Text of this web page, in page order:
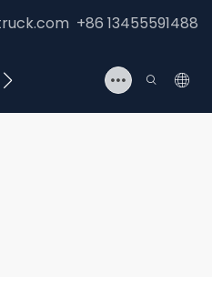
+86 13455591488
NOUS CONTACTER